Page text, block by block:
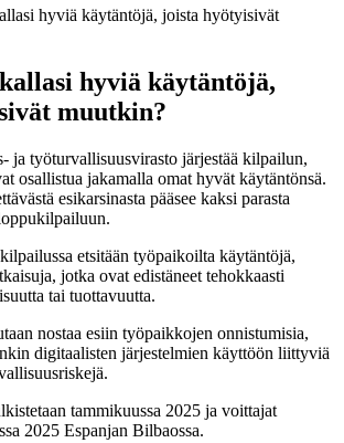
hyviä käytäntöjä, joista hyötyisivät
hyviä käytäntöjä,
muutkin?
ja työturvallisuusvirasto järjestää kilpailun,
osallistua jakamalla omat hyvät käytäntönsä.
esikarsinasta pääsee kaksi parasta
etsitään työpaikoilta käytäntöjä,
jotka ovat edistäneet tehokkaasti
tai tuottavuutta.
nostaa esiin työpaikkojen onnistumisia,
digitaalisten järjestelmien käyttöön liittyviä
tammikuussa 2025 ja voittajat
2025 Espanjan Bilbaossa.